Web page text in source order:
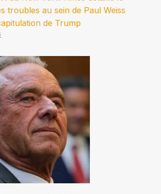
troubles au sein de Paul Weiss
de Trump